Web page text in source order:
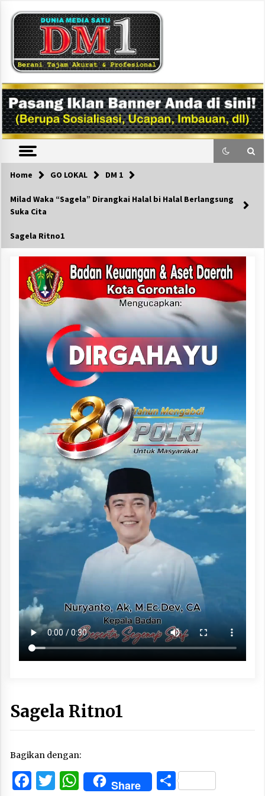
content
DM1
Home GO LOKAL DM 1
Milad Waka “Sagela” Dirangkai Halal bi Halal Berlangsung
Suka Cita
Sagela Ritno1
Sagela Ritno1
Bagikan dengan:
Facebook
Twitter
WhatsApp
Share Share